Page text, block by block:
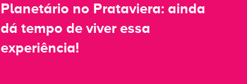
Planetário no Prataviera: ainda
dá tempo de viver essa
experiência!